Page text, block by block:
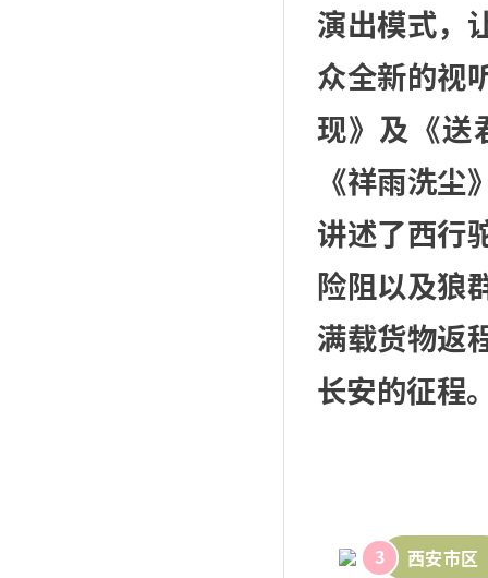
演出模式，
众全新的视
现》及《送
《祥雨洗
讲述了西行
险阻以及狼
满载货物返
长安的征程
3 西安市区